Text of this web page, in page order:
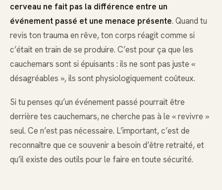
cerveau ne fait pas la différence entre un
événement passé et une menace présente. Quand tu
revis ton trauma en rêve, ton corps réagit comme si
c’était en train de se produire. C’est pour ça que les
cauchemars sont si épuisants : ils ne sont pas juste «
désagréables », ils sont physiologiquement coûteux.
Si tu penses qu’un événement passé pourrait être
derrière tes cauchemars, ne cherche pas à le « revivre »
seul. Ce n’est pas nécessaire. L’important, c’est de
reconnaître que ce souvenir a besoin d’être retraité, et
qu’il existe des outils pour le faire en toute sécurité.